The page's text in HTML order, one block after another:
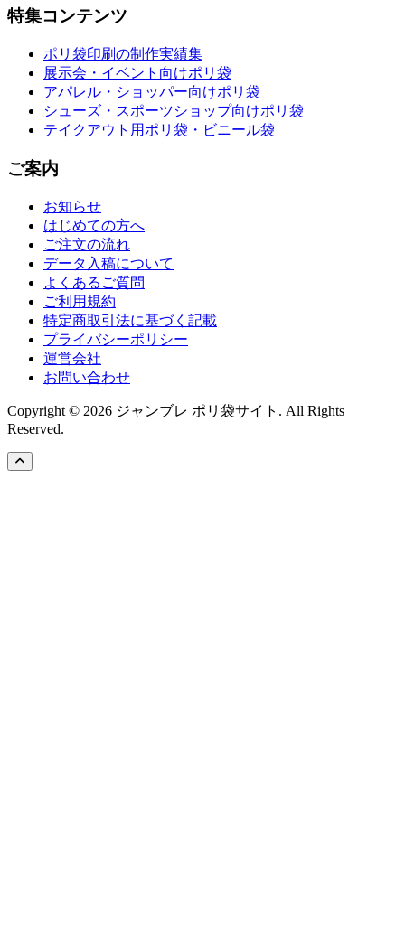
特集コンテンツ
ポリ袋印刷の制作実績集
展示会・イベント向けポリ袋
アパレル・ショッパー向けポリ袋
シューズ・スポーツショップ向けポリ袋
テイクアウト用ポリ袋・ビニール袋
ご案内
お知らせ
はじめての方へ
ご注文の流れ
データ入稿について
よくあるご質問
ご利用規約
特定商取引法に基づく記載
プライバシーポリシー
運営会社
お問い合わせ
Copyright © 2026 ジャンブレ ポリ袋サイト. All Rights
Reserved.